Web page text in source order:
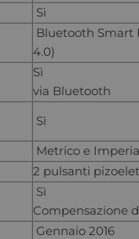
Sì
Bluetooth Smart
4.0)
Sì
via Bluetooth
Sì
Metrico e
2 pulsanti
Sì
Compensazione
Gennaio 2016